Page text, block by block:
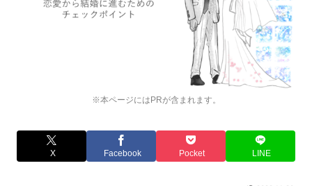
※本ページにはPRが含まれます。
X Facebook Pocket LINE